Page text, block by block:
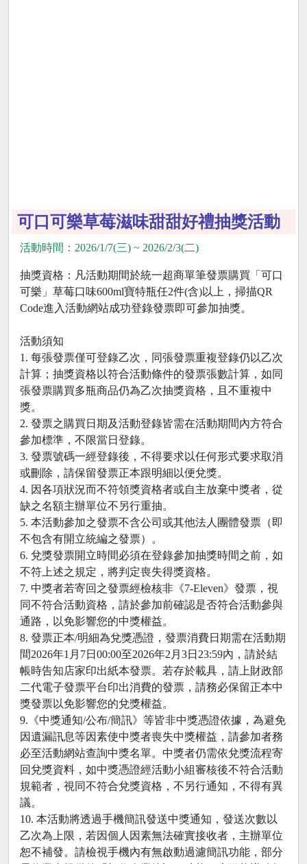
可口可樂草莓滋味甜甜好禮抽獎活動
活動時間：2026/1/7(三) ~ 2026/2/3(二)
抽獎資格：凡活動期間於統一超商單筆發票購買「可口
可樂」草莓口味600ml寶特瓶任2件(含)以上，掃描QR
Code進入活動網站成功登錄發票即可參加抽獎。
活動須知
1. 每張發票僅可登錄乙次，同張發票重複登錄仍以乙次
計算；抽獎資格以符合活動條件的發票張數計算，如同
張發票購買多瓶商品仍為乙次抽獎資格，且不重複中
獎。
2. 發票之購買日期及活動登錄皆需在活動期間內方符合
參加標準，不限當日登錄。
3. 發票號碼一經登錄後，不得要求以任何形式要求取消
或刪除，請保留發票正本跟明細以便兌獎。
4. 因各項狀況而不符領獎資格者或自主放棄中獎者，從
缺之名額主辦單位不另行重抽。
5. 本活動參加之發票不含公司或其他法人團體發票（即
不包含有開立統編之發票）。
6. 兌獎發票開立時間必須在登錄參加抽獎時間之前，如
不符上述之規定，將判定喪失得獎資格。
7. 中獎者若寄回之發票經檢核非《7-Eleven》發票，視
同不符合活動資格，請於參加前確認是否符合活動參與
通路，以免影響您的中獎權益。
8. 發票正本/明細為兌獎憑證，發票消費日期需在活動期
間2026年1月7日00:00至2026年2月3日23:59內，請於結
帳時告知店家印出紙本發票。若存於載具，請上財政部
二代電子發票平台印出消費的發票，請務必保留正本中
獎發票以免影響您的兌獎權益。
9.《中獎通知/公布/簡訊》等皆非中獎憑證依據，為避免
因遺漏訊息等因素使中獎者喪失中獎權益，請參加者務
必至活動網站查詢中獎名單。中獎者仍需依兌獎流程寄
回兌獎資料，如中獎憑證經活動小組審核後不符合活動
規範者，視同不符合兌獎資格，不另行通知，不得有異
議。
10. 本活動將透過手機簡訊發送中獎通知，發送次數以
乙次為上限，若因個人因素無法確實接收者，主辦單位
恕不補發。請檢視手機內有無啟動過濾簡訊功能，部分